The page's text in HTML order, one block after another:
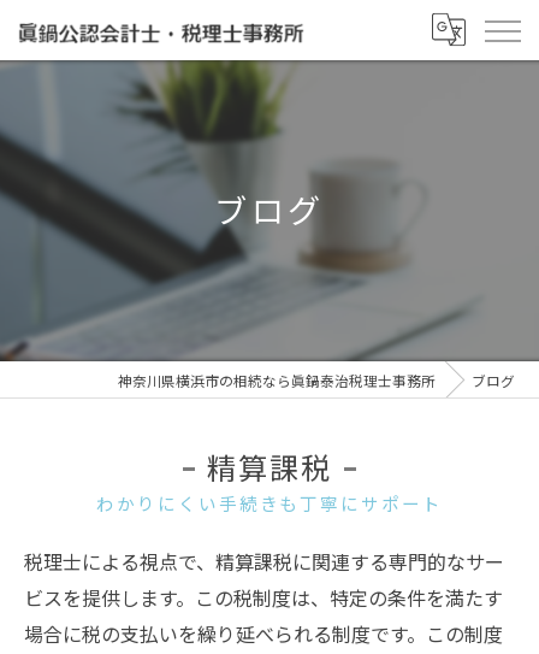
ブログ
神奈川県横浜市の相続なら眞鍋泰治税理士事務所 ブログ
精算課税
わかりにくい手続きも丁寧にサポート
税理士による視点で、精算課税に関連する専門的なサー
ビスを提供します。この税制度は、特定の条件を満たす
場合に税の支払いを繰り延べられる制度です。この制度